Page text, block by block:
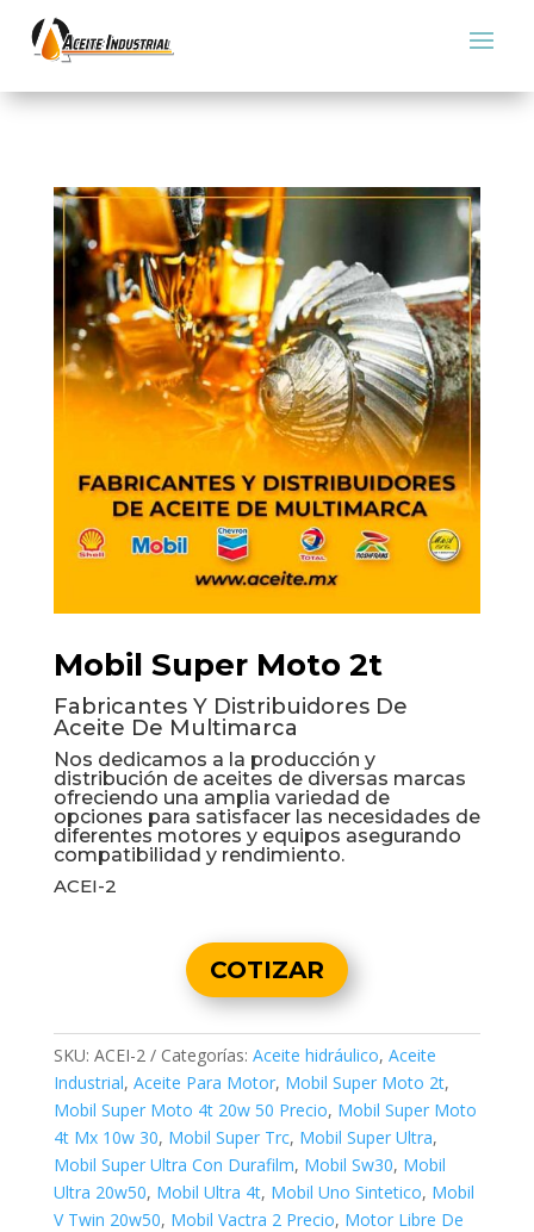
Mobil Super Moto 2t
Fabricantes Y Distribuidores De
Aceite De Multimarca
Nos dedicamos a la producción y
distribución de aceites de diversas marcas
ofreciendo una amplia variedad de
opciones para satisfacer las necesidades de
diferentes motores y equipos asegurando
compatibilidad y rendimiento.
ACEI-2
COTIZAR
SKU: ACEI-2 Categorías: Aceite hidráulico, Aceite
Industrial, Aceite Para Motor, Mobil Super Moto 2t,
Mobil Super Moto 4t 20w 50 Precio, Mobil Super Moto
4t Mx 10w 30, Mobil Super Trc, Mobil Super Ultra,
Mobil Super Ultra Con Durafilm, Mobil Sw30, Mobil
Ultra 20w50, Mobil Ultra 4t, Mobil Uno Sintetico, Mobil
V Twin 20w50, Mobil Vactra 2 Precio, Motor Libre De